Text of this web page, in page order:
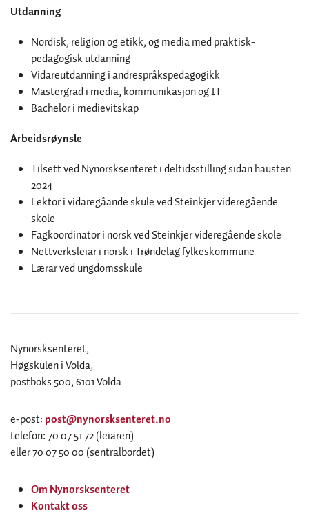
Utdanning
Nordisk, religion og etikk, og media med praktisk-
pedagogisk utdanning
Vidareutdanning i andrespråkspedagogikk
Mastergrad i media, kommunikasjon og IT
Bachelor i medievitskap
Arbeidsrøynsle
Tilsett ved Nynorsksenteret i deltidsstilling sidan hausten
2024
Lektor i vidaregåande skule ved Steinkjer videregående
skole
Fagkoordinator i norsk ved Steinkjer videregående skole
Nettverksleiar i norsk i Trøndelag fylkeskommune
Lærar ved ungdomsskule
Nynorsksenteret,
Høgskulen i Volda,
postboks 500, 6101 Volda
e-post: post@nynorsksenteret.no
telefon: 70 07 51 72 (leiaren)
eller 70 07 50 00 (sentralbordet)
Om Nynorsksenteret
Kontakt oss